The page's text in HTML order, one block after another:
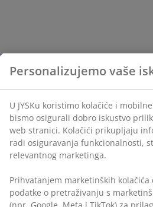
Personalizujemo vaše
U JYSKu koristimo kolačiće i
bismo osigurali dobro iskustvo
web stranici. Kolačići prikupljaju
radi osiguravanja funkcionalnosti,
relevantnog marketinga.
Prihvatanjem marketinških kolačića
podatke o pretraživanju s
(npr. Google, Meta i TikTok) za